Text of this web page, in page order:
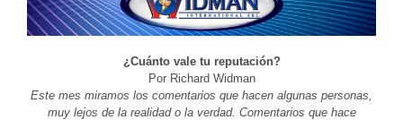
¿Cuánto vale tu reputación?
Por Richard Widman
Este mes miramos los comentarios que hacen algunas personas,
muy lejos de la realidad o la verdad. Comentarios que hace